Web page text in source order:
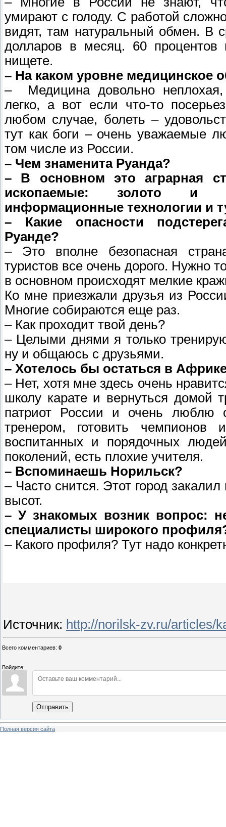
умирают с голоду. С работой
видят, там натуральный обмен. В
долларов в месяц. 60 процентов
нищете.
– На каком уровне медицинское
– Медицина довольно неплохая,
легко, а вот если что-то
любом случае, болеть –
тут как боги – очень уважаемые
том числе из России.
– Чем знаменита Руанда?
– В основном это аграрная
ископаемые: золото и
информационные технологии и
– Какие опасности
Руанде?
– Это вполне безопасная
туристов все очень дорого. Нужно
в основном происходят мелкие
Ко мне приезжали друзья из
Многие собираются еще раз.
– Как проходит твой день?
– Целыми днями я только
ну и общаюсь с друзьями.
– Хотелось бы остаться в
– Нет, хотя мне здесь очень
школу карате и вернуться домой
патриот России и очень люблю
тренером, готовить
воспитанных и порядочных
поколений, есть плохие учителя.
– Вспоминаешь Норильск?
– Часто снится. Этот город
высот.
– У знакомых возник вопрос:
специалисты широкого
– Какого профиля? Тут надо
Источник: http://norilsk-zv.ru/articles/
Всего комментариев: 0
Войдите:
Отправить
Полная версия сайта